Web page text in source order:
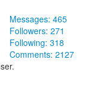
Messages: 465
Followers: 271
Following: 318
Comments: 2127